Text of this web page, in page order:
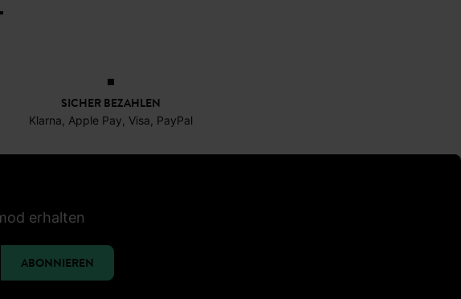
SICHER BEZAHLEN
Klarna, Apple Pay, Visa, PayPal
erhalten
ABONNIEREN